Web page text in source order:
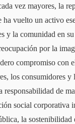
vez mayores, la
ha vuelto un activo
y la comunidad en
por la
compromiso con
los consumidores y
responsabilidad de
social corporativa
la sostenibilidad